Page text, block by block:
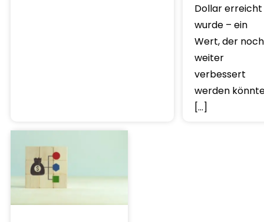
Dollar erreicht
wurde – ein
Wert, der noch
weiter
verbessert
werden
[…]